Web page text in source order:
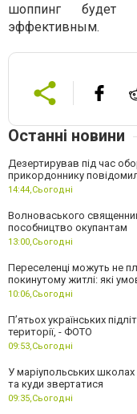
шоппинг будет
эффективным.
Останні новини
Дезертирував під час
прикордоннику
14:44,Сьогодні
Волноваського
пособництво окупантам
13:00,Сьогодні
Переселенці можуть не
покинутому житлі: які
10:06,Сьогодні
П’ятьох українських
території, - ФОТО
09:53,Сьогодні
У маріупольських школах
та куди звертатися
09:35,Сьогодні